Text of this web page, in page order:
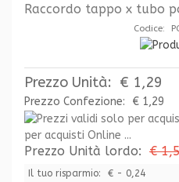
Raccordo tappo x tubo
Codice:
Prezzo Unità: € 1,29
Prezzo Confezione:
€ 1,29
per acquisti Online ...
Prezzo Unità lordo: €
Il tuo risparmio: € - 0,24